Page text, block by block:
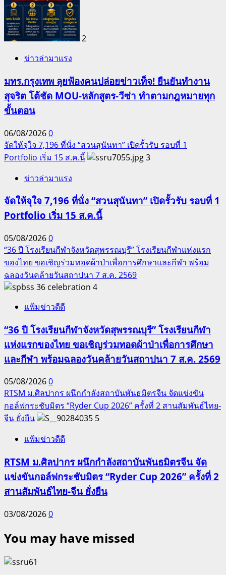
2
ข่าวล่ามาแรง
มทร.กรุงเทพ ลุยฟ้องคนปล่อยข่าวเท็จ! ยืนยันทำงาน
สุจริต โต้ชัด MOU-หลักสูตร-วีซ่า ทำตามกฎหมายทุก
ขั้นตอน
06/08/20260
จัดให้จุใจ 7,196 ที่นั่ง “สวนสุนันทา” เปิดรั้วรับ รอบที่ 1
Portfolio เริ่ม 15 ส.ค.นี้
3
ข่าวล่ามาแรง
จัดให้จุใจ 7,196 ที่นั่ง “สวนสุนันทา” เปิดรั้วรับ รอบที่ 1
Portfolio เริ่ม 15 ส.ค.นี้
05/08/20260
“36 ปี โรงเรียนกีฬาจังหวัดสุพรรณบุรี” โรงเรียนกีฬาแห่งแรก
ของไทย ขอเชิญร่วมทอดผ้าป่าเพื่อการศึกษาและกีฬา พร้อม
ฉลองวันคล้ายวันสถาปนา 7 ส.ค. 2569
4
แฟ้มข่าวดีดี
“36 ปี โรงเรียนกีฬาจังหวัดสุพรรณบุรี” โรงเรียนกีฬา
แห่งแรกของไทย ขอเชิญร่วมทอดผ้าป่าเพื่อการศึกษา
และกีฬา พร้อมฉลองวันคล้ายวันสถาปนา 7 ส.ค. 2569
05/08/20260
RTSM ม.ศิลปากร ผนึกกำลังสถาบันพันธมิตรจีน จัดแข่งขัน
กอล์ฟกระชับมิตร “Ryder Cup 2026” ครั้งที่ 2 สานสัมพันธ์ไทย-
จีน ยั่งยืน
5
แฟ้มข่าวดีดี
RTSM ม.ศิลปากร ผนึกกำลังสถาบันพันธมิตรจีน จัด
แข่งขันกอล์ฟกระชับมิตร “Ryder Cup 2026” ครั้งที่ 2
สานสัมพันธ์ไทย-จีน ยั่งยืน
03/08/20260
You may have missed